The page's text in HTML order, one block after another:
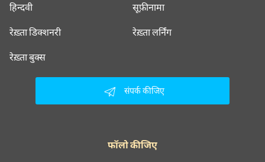
हिन्दवी सूफ़ीनामा
रेख़्ता डिक्शनरी रेख़्ता लर्निंग
रेख़्ता बुक्स
संपर्क कीजिए
फॉलो कीजिए